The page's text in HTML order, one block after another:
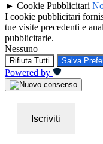
► Cookie Pubblicitari
I cookie pubblicitari
tue visite precedenti e
pubblicitarie.
Nessuno
Rifiuta Tutti Salva
Powered by
Iscriviti